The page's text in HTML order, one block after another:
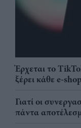
Έρχεται το
ξέρει κάθε e-shop
Γιατί οι
πάντα